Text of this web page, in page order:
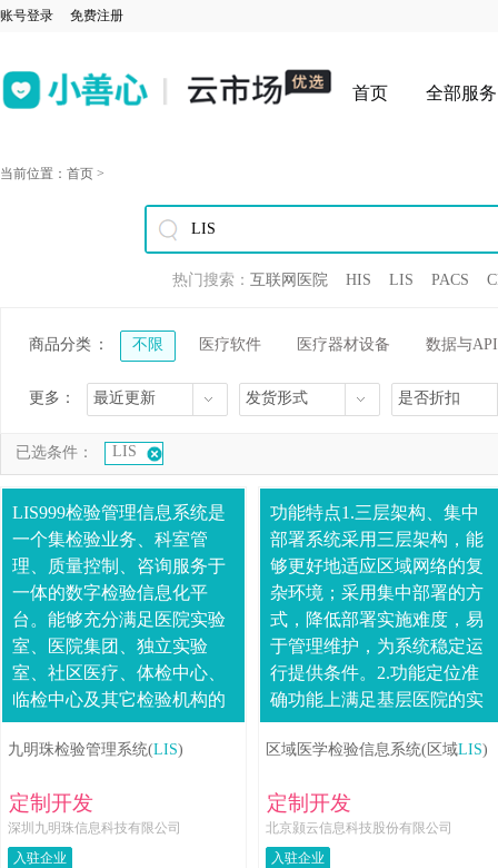
账号登录 免费注册
首页 全部服务
当前位置： 首页 >
热门搜索： 互联网医院 HIS LIS PACS
商品分类 ： 不限 医疗软件 医疗器材设备 数据与API
更多： 最近更新 发货形式 是否折扣
已选条件： LIS
LIS999检验管理信息系统是
一个集检验业务、科室管
理、质量控制、咨询服务于
一体的数字检验信息化平
台。能够充分满足医院实验
室、医院集团、独立实验
室、社区医疗、体检中心、
临检中心及其它检验机构的
专业化检验需求。适用医疗
机构适用于大型、中型、小
九明珠检验管理系统(LIS)
定制开发
深圳九明珠信息科技有限公司
入驻企业
功能特点1.三层架构、集中
部署系统采用三层架构，能
够更好地适应区域网络的复
杂环境；采用集中部署的方
式，降低部署实施难度，易
于管理维护，为系统稳定运
行提供条件。2.功能定位准
确功能上满足基层医院的实
际功能需求，界面简洁、高
效；也考虑区域信息系统的
区域医学检验信息系统(区域LIS)
定制开发
北京颢云信息科技股份有限公司
入驻企业